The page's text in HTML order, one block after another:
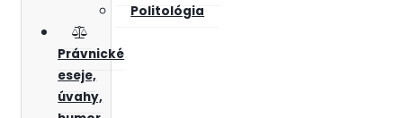
Politológia
Právnické
eseje,
úvahy,